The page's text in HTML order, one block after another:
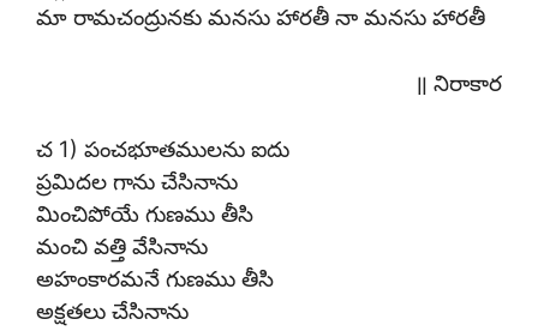
మా రామచంద్రునకు మనసు హారతీ నా మనసు హారతీ
॥ నిరాకార
చ 1) పంచభూతములను ఐదు
ప్రమిదల గాను చేసినాను
మించిపోయే గుణము తీసి
మంచి వత్తి వేసినాను
అహంకారమనే గుణము తీసి
అక్షతలు చేసినాను